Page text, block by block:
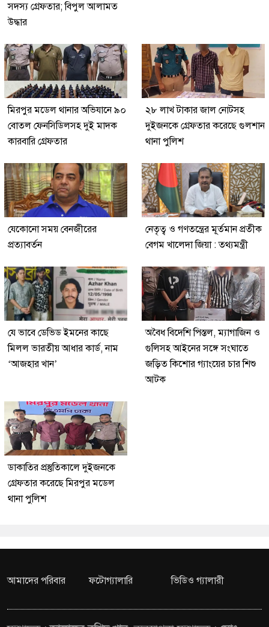
সদস্য গ্রেফতার; বিপুল আলামত
উদ্ধার
মিরপুর মডেল থানার অভিযানে ৯০
বোতল ফেনসিডিলসহ দুই মাদক
কারবারি গ্রেফতার
২৮ লাখ টাকার জাল নোটসহ
দুইজনকে গ্রেফতার করেছে গুলশান
থানা পুলিশ
যেকোনো সময় বেনজীরের
প্রত্যাবর্তন
নেতৃত্ব ও গণতন্ত্রের মূর্তমান প্রতীক
বেগম খালেদা জিয়া : তথ্যমন্ত্রী
যে ভাবে ডেভিড ইমনের কাছে
মিলল ভারতীয় আধার কার্ড, নাম
‘আজহার খান’
অবৈধ বিদেশি পিস্তল, ম্যাগাজিন ও
গুলিসহ আইনের সঙ্গে সংঘাতে
জড়িত কিশোর গ্যাংয়ের চার শিশু
আটক
ডাকাতির প্রস্তুতিকালে দুইজনকে
গ্রেফতার করেছে মিরপুর মডেল
থানা পুলিশ
আমাদের পরিবার ফটোগ্যালারি ভিডিও গ্যালারী